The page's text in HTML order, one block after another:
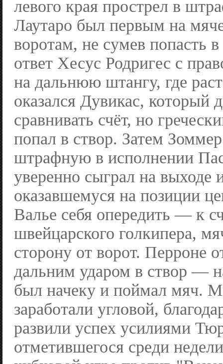
левого края прострел в
Лаутаро был первым на
воротам, не сумев попасть
ответ Хесус Родригес с
на дальнюю штангу, где
оказался Дувикас, который
сравнивать счёт, но
попал в створ. Затем
штрафную в исполнении
уверенно сыграл на выходе
оказавшемуся на позиции
Валье себя опередить — к
швейцарского голкипера,
сторону от ворот. Перроне
дальним ударом в створ —
был начеку и поймал мяч.
заработали угловой,
развили успех усилиями
отметившегося среди